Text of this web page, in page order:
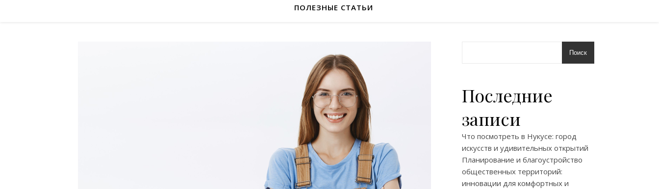
ПОЛЕЗНЫЕ СТАТЬИ
Поиск
Последние
записи
Что посмотреть в Нукусе: город
искусств и удивительных открытий
Планирование и благоустройство
общественных территорий:
инновации для комфортных и